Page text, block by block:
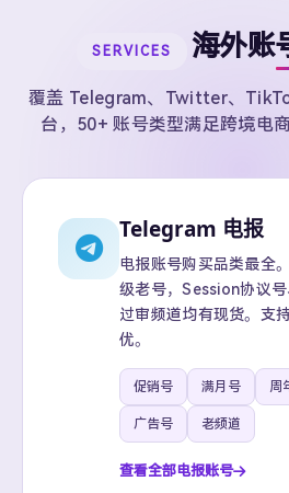
SERVICES 海外账
覆盖 Telegram、Twitter、
台，50+ 账号类型满足跨境电
Telegram 电报
电报账号购买品类最全
级老号，Session协议
过审频道均有现货。支
优。
促销号 满月号 周
广告号 老频道
查看全部电报账号